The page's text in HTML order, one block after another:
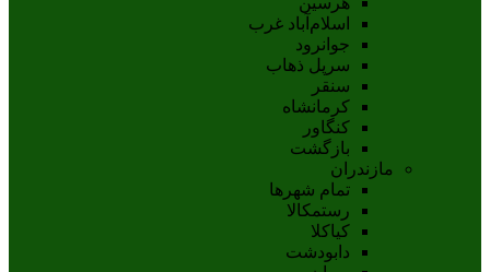
اسلام‌‌آباد غرب
جوانرود
سرپل ذهاب
سنقر
کرمانشاه
کنگاور
بازگشت
مازندران
تمام شهر‌ها
رستمکالا
کیاکلا
دابودشت